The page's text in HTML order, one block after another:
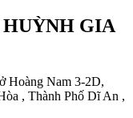
GIA
Hoàng Nam 3-2D,
, Thành Phố Dĩ An ,